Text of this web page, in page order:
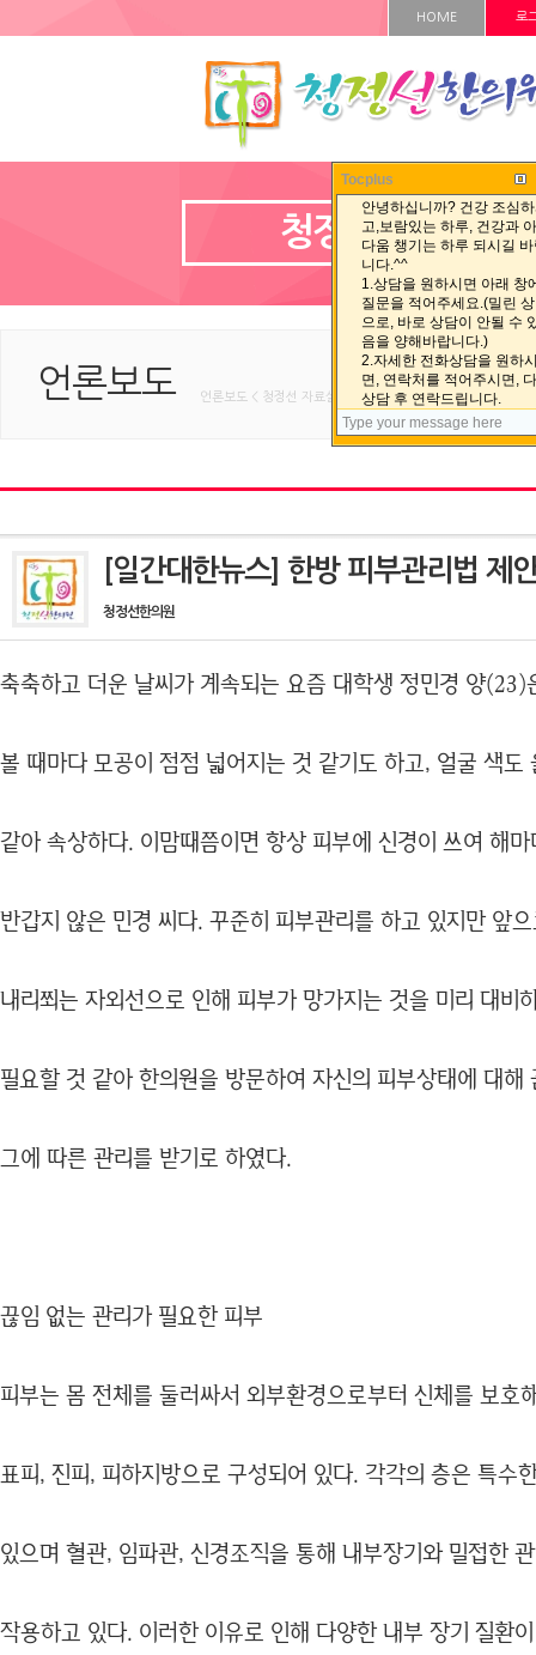
HOME 로
청정선 자료실
언론보도 언론보도 < 청정선 자료실 < HOME
[일간대한뉴스] 한방 피부관리법 제
청정선한의원
축축하고 더운 날씨가 계속되는 요즘 대학생 정민경 양(23)
볼 때마다 모공이 점점 넓어지는 것 같기도 하고, 얼굴 색도
같아 속상하다. 이맘때쯤이면 항상 피부에 신경이 쓰여 해
반갑지 않은 민경 씨다. 꾸준히 피부관리를 하고 있지만 앞
내리쬐는 자외선으로 인해 피부가 망가지는 것을 미리 대비
필요할 것 같아 한의원을 방문하여 자신의 피부상태에 대해
그에 따른 관리를 받기로 하였다.
끊임 없는 관리가 필요한 피부
피부는 몸 전체를 둘러싸서 외부환경으로부터 신체를 보호
표피, 진피, 피하지방으로 구성되어 있다. 각각의 층은 특수
있으며 혈관, 임파관, 신경조직을 통해 내부장기와 밀접한
작용하고 있다. 이러한 이유로 인해 다양한 내부 장기 질환
Tocplus